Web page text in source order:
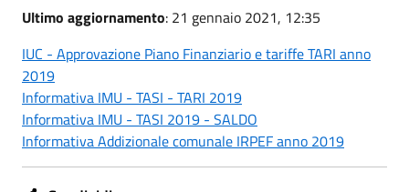
Ultimo aggiornamento: 21 gennaio 2021, 12:35
IUC - Approvazione Piano Finanziario e tariffe TARI anno
2019
Informativa IMU - TASI - TARI 2019
Informativa IMU - TASI 2019 - SALDO
Informativa Addizionale comunale IRPEF anno 2019